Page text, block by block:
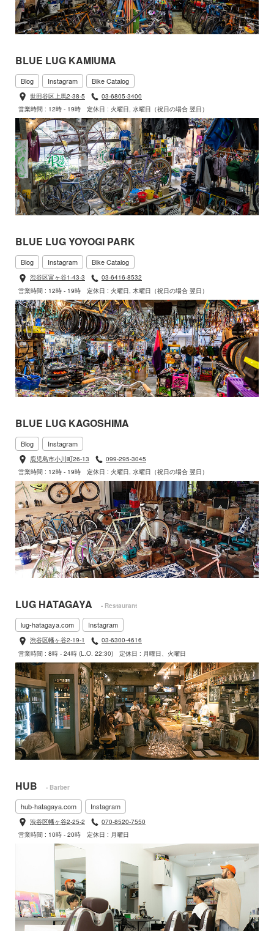
BLUE LUG KAMIUMA
Blog Instagram Bike Catalog
世田谷区上馬2-38-5
03-6805-3400
営業時間 : 12時 - 19時
定休日 : 火曜日, 水曜日（祝日の場合 翌日）
BLUE LUG YOYOGI PARK
Blog Instagram Bike Catalog
渋谷区富ヶ谷1-43-3
03-6416-8532
営業時間 : 12時 - 19時
定休日 : 火曜日, 木曜日（祝日の場合 翌日）
BLUE LUG KAGOSHIMA
Blog Instagram
鹿児島市小川町26-13
099-295-3045
営業時間 : 12時 - 19時
定休日 : 火曜日, 水曜日（祝日の場合 翌日）
LUG HATAGAYA - Restaurant
lug-hatagaya.com Instagram
渋谷区幡ヶ谷2-19-1
03-6300-4616
営業時間 : 8時 - 24時 (L.O. 22:30)
定休日 : 月曜日、火曜日
HUB - Barber
hub-hatagaya.com Instagram
渋谷区幡ヶ谷2-25-2
070-8520-7550
営業時間 : 10時 - 20時
定休日 : 月曜日